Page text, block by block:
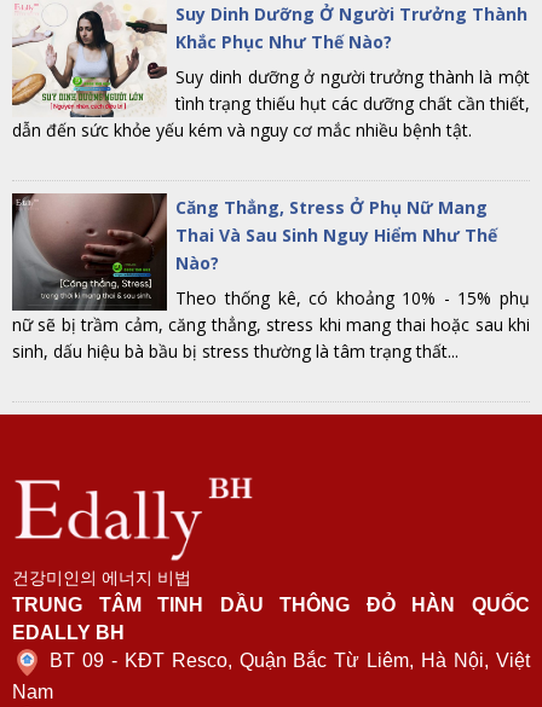
Suy Dinh Dưỡng Ở Người Trưởng Thành
Khắc Phục Như Thế Nào?
Suy dinh dưỡng ở người trưởng thành là một
tình trạng thiếu hụt các dưỡng chất cần thiết,
dẫn đến sức khỏe yếu kém và nguy cơ mắc nhiều bệnh tật.
Căng Thẳng, Stress Ở Phụ Nữ Mang
Thai Và Sau Sinh Nguy Hiểm Như Thế
Nào?
Theo thống kê, có khoảng 10% - 15% phụ
nữ sẽ bị trầm cảm, căng thẳng, stress khi mang thai hoặc sau khi
sinh, dấu hiệu bà bầu bị stress thường là tâm trạng thất...
건강미인의 에너지 비법
TRUNG TÂM TINH DẦU THÔNG ĐỎ HÀN QUỐC
EDALLY BH
BT 09 - KĐT Resco, Quận Bắc Từ Liêm, Hà Nội, Việt
Nam